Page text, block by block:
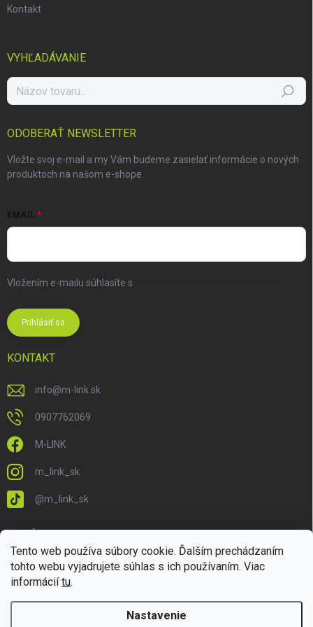
Tento web používa súbory cookie. Ďalším prechádzaním
tohto webu vyjadrujete súhlas s ich používaním. Viac
informáciítu.
Nastavenie
Kontakt
VYHĽADÁVANIE
Hľadať
ODOBERAŤ NEWSLETTER
Vložte svoj e-mail a my Vám budeme zasielať informácie o nových
produktoch na našom e-shope.
EMAIL
Vložením e-mailu súhlasíte s
Prihlásiť sa
KONTAKT
info@m-link.sk
0907762069
M-LINK
m_link_sk
@m_link_sk